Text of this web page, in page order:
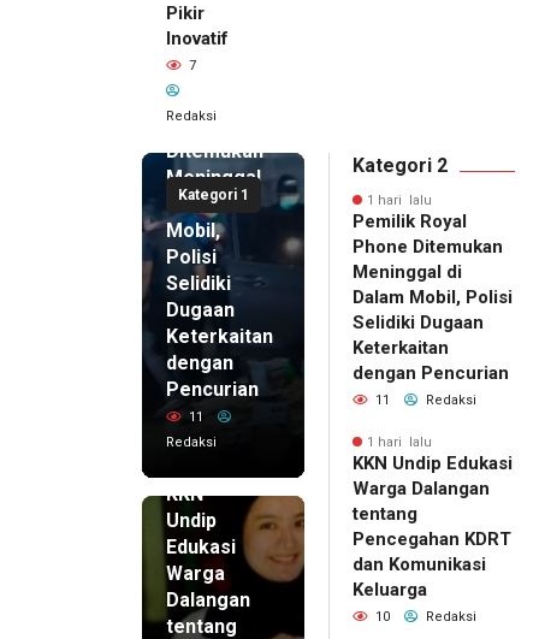
Pikir
Inovatif
7
Redaksi
Kategori 1
1 hari lalu
Pemilik
Royal
Phone
Ditemukan
Meninggal
di Dalam
Mobil,
Polisi
Selidiki
Dugaan
Keterkaitan
dengan
Pencurian
11
Redaksi
KKN
Undip
Edukasi
Warga
Dalangan
tentang
Kategori 2
1 hari lalu
Pemilik Royal
Phone Ditemukan
Meninggal di
Dalam Mobil, Polisi
Selidiki Dugaan
Keterkaitan
dengan Pencurian
11 Redaksi
1 hari lalu
KKN Undip Edukasi
Warga Dalangan
tentang
Pencegahan KDRT
dan Komunikasi
Keluarga
10 Redaksi